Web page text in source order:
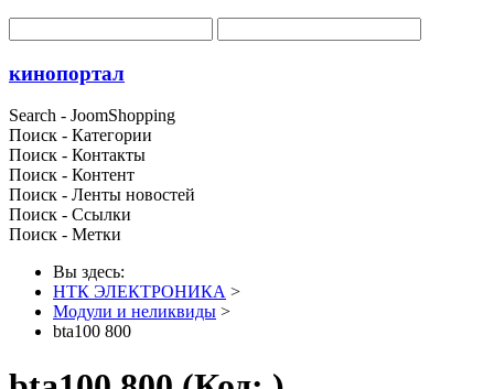
кинопортал
Search - JoomShopping
Поиск - Категории
Поиск - Контакты
Поиск - Контент
Поиск - Ленты новостей
Поиск - Ссылки
Поиск - Метки
Вы здесь:
НТК ЭЛЕКТРОНИКА >
Модули и неликвиды >
bta100 800